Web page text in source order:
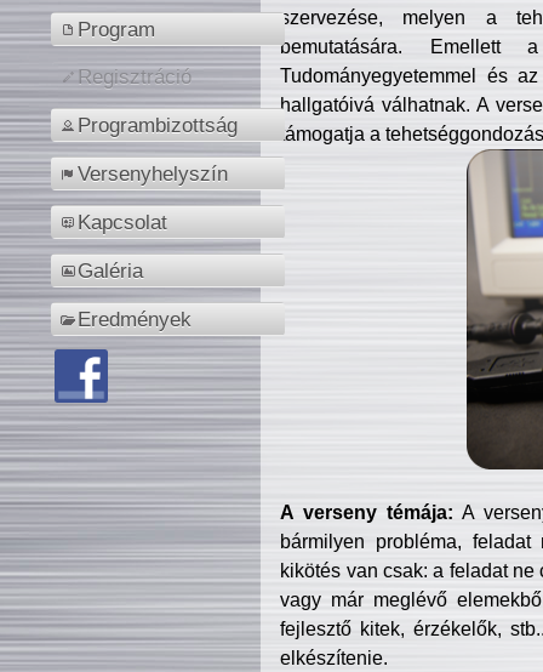
Program
Regisztráció
Programbizottság
Versenyhelyszín
Kapcsolat
Galéria
Eredmények
szervezése, melyen a
bemutatására. Emellett
Tudományegyetemmel és
hallgatóivá válhatnak. A
támogatja a
A verseny témája: A
bármilyen probléma, feladat
kikötés van csak: a feladat
vagy már meglévő
fejlesztő kitek, érzékelők,
elkészítenie.